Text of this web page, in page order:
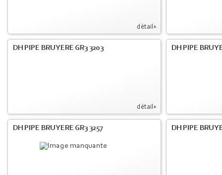
détail+
détail+
DH PIPE BRUYERE GR3 3203 DH PIPE
DH PIPE BRUYERE GR3 3257 DH PIPE